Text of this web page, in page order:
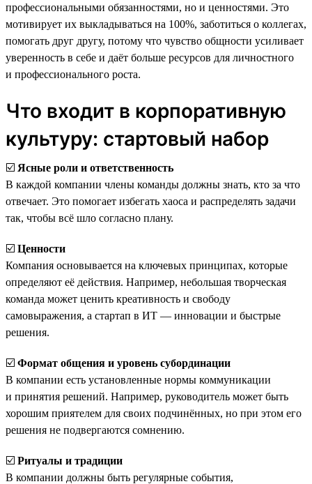
профессиональными обязанностями, но и ценностями. Это
мотивирует их выкладываться на 100%, заботиться о коллегах,
помогать друг другу, потому что чувство общности усиливает
уверенность в себе и даёт больше ресурсов для личностного
и профессионального роста.
Что входит в корпоративную
культуру: стартовый набор
☑️ Ясные роли и ответственность
В каждой компании члены команды должны знать, кто за что
отвечает. Это помогает избегать хаоса и распределять задачи
так, чтобы всё шло согласно плану.
☑️ Ценности
Компания основывается на ключевых принципах, которые
определяют её действия. Например, небольшая творческая
команда может ценить креативность и свободу
самовыражения, а стартап в ИТ — инновации и быстрые
решения.
☑️ Формат общения и уровень субординации
В компании есть установленные нормы коммуникации
и принятия решений. Например, руководитель может быть
хорошим приятелем для своих подчинённых, но при этом его
решения не подвергаются сомнению.
☑️ Ритуалы и традиции
В компании должны быть регулярные события,